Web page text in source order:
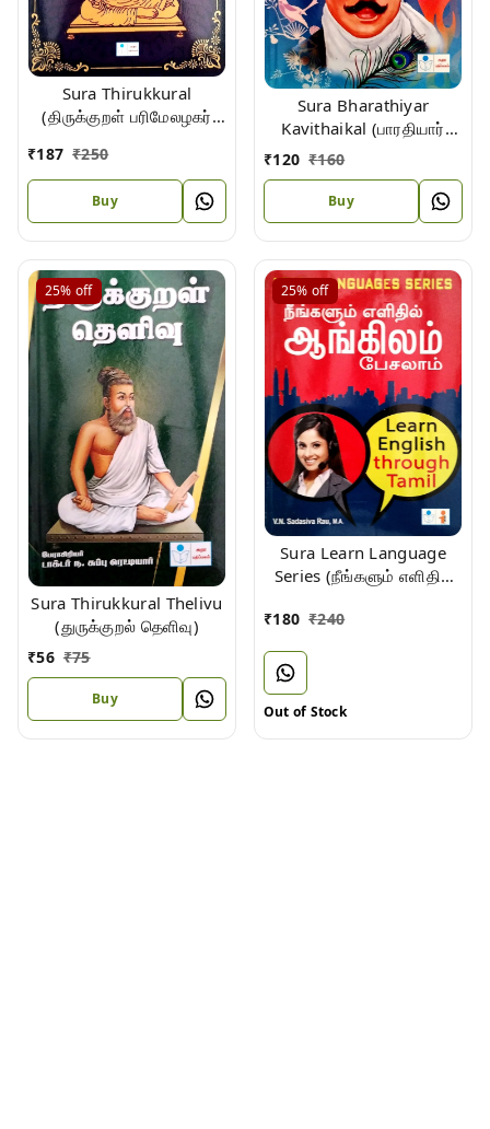
Sura Thirukkural
(திருக்குறள் பரிமேலழகர்
₹187 ₹250
Buy
Sura Bharathiyar
Kavithaikal (பாரதியார்
கவிதைகள்)
₹120 ₹160
Buy
25% off
Sura Thirukkural Thelivu
(துருக்குறல் தெளிவு)
₹56 ₹75
Buy
25% off
Sura Learn Language
Series (நீங்களும் எளிதில்
₹180 ₹240
Out of Stock